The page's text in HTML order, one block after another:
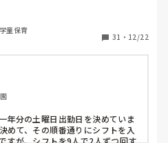
いざ勤務が始まると一日も土曜
、と制限をかける
ことのできる日を1日だけピッ
勤が難しければ自身で代わりの
入れることを考えています。
童保育
31 ・ 12/22
年分の土曜日出勤日を決めていま
めて、その順番通りにシフトを入
すが、シフトを9人で2人ずつ回す